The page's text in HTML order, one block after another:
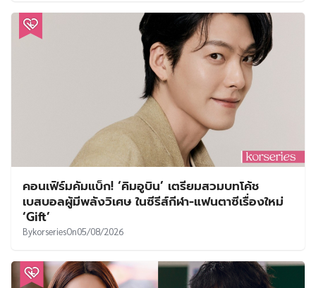
คอนเฟิร์มคัมแบ็ก! ‘คิมอูบิน’ เตรียมสวมบทโค้ช
เบสบอลผู้มีพลังวิเศษ ในซีรีส์กีฬา-แฟนตาซีเรื่องใหม่
‘Gift’
BykorseriesOn05/08/2026